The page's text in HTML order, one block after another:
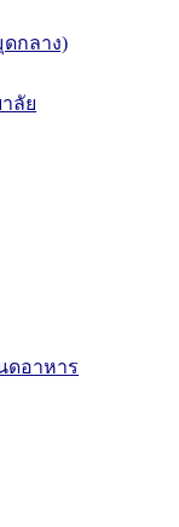
กลาง)
ลัย
ดอาหาร